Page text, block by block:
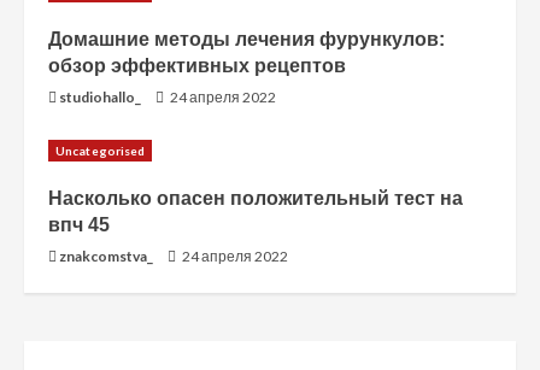
Домашние методы лечения фурункулов:
обзор эффективных рецептов
studiohallo_ 24 апреля 2022
Uncategorised
Насколько опасен положительный тест на
впч 45
znakcomstva_ 24 апреля 2022